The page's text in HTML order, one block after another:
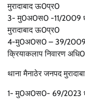
मुरादाबाद ऊ0प्र0
3- मु0अ0स0 -11/2009
मुरादाबाद ऊ0प्र0
4-मु0अ0स0 – 39/2009
क्रियाकलाप निवारण अधि0
थाना मैनाठेर जनपद
1- मु0अ0स0- 69/2023